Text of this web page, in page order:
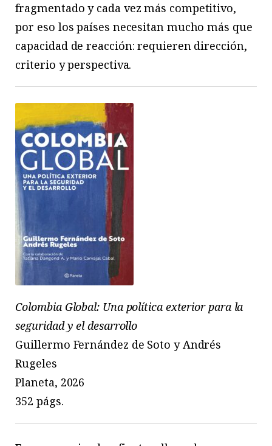
fragmentado y cada vez más competitivo,
por eso los países necesitan mucho más que
capacidad de reacción: requieren dirección,
criterio y perspectiva.
Colombia Global: Una política exterior para la
seguridad y el desarrollo
Guillermo Fernández de Soto y Andrés
Rugeles
Planeta, 2026
352 págs.